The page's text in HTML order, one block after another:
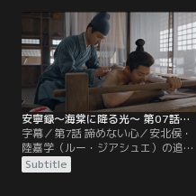
れてしまう。また、羅宜寧は辞職を
願い出た李（リー）婆やが刺客に襲
われたところを救い出し、喬月嬋
（チャオ・ユエチャン）の流産の真
相を聞き出す。
安寧録～海棠に降る光～ 第07話／字幕
字幕／第7話 諦めない心／安北侯・
陸嘉学（ルー・ジアシュエ）の追っ
手から逃げのびた羅宜寧（ルオ・イ
ーニン）と羅慎遠（ルオ・シェンユ
Subtitle